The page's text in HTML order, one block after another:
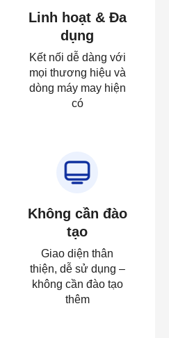
Linh hoạt & Đa
dụng
Kết nối dễ dàng với
mọi thương hiệu và
dòng máy may hiện
có
Không cần đào
tạo
Giao diện thân
thiện, dễ sử dụng –
không cần đào tạo
thêm